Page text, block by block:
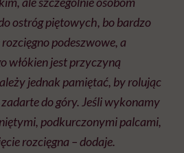
ostróg piętowych, bo bardzo
podeszwowe, a
włókien jest przyczyną
jednak pamiętać, by rolując
do góry. Jeśli wykonamy
podkurczonymi palcami,
rozcięgna – dodaje.